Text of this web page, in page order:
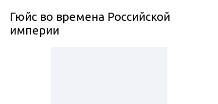
Гюйс во времена Российской
империи